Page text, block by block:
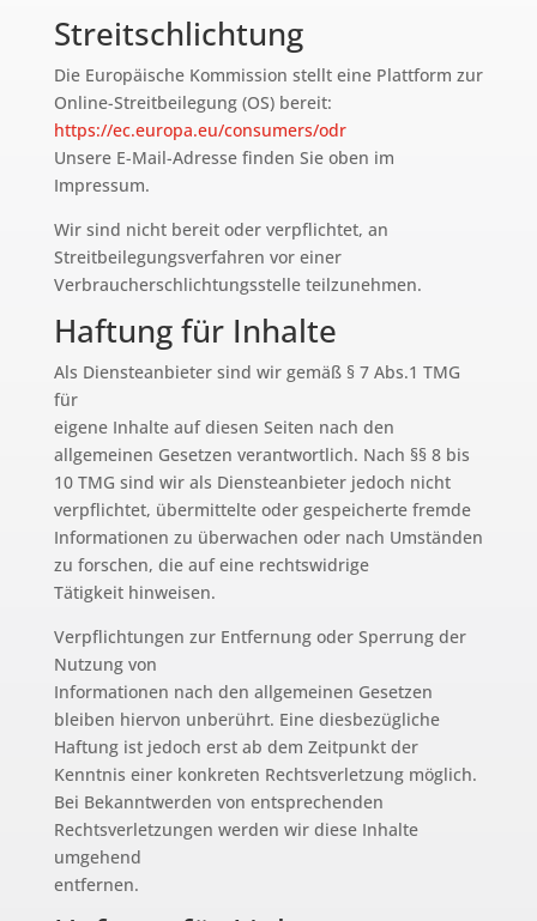
Streitschlichtung
Die Europäische Kommission stellt eine Plattform zur
Online-Streitbeilegung (OS) bereit:
https://ec.europa.eu/consumers/odr
Unsere E-Mail-Adresse finden Sie oben im
Impressum.
Wir sind nicht bereit oder verpflichtet, an
Streitbeilegungsverfahren vor einer
Verbraucherschlichtungsstelle teilzunehmen.
Haftung für Inhalte
Als Diensteanbieter sind wir gemäß § 7 Abs.1 TMG
für
eigene Inhalte auf diesen Seiten nach den
allgemeinen Gesetzen verantwortlich. Nach §§ 8 bis
10 TMG sind wir als Diensteanbieter jedoch nicht
verpflichtet, übermittelte oder gespeicherte fremde
Informationen zu überwachen oder nach Umständen
zu forschen, die auf eine rechtswidrige
Tätigkeit hinweisen.
Verpflichtungen zur Entfernung oder Sperrung der
Nutzung von
Informationen nach den allgemeinen Gesetzen
bleiben hiervon unberührt. Eine diesbezügliche
Haftung ist jedoch erst ab dem Zeitpunkt der
Kenntnis einer konkreten Rechtsverletzung möglich.
Bei Bekanntwerden von entsprechenden
Rechtsverletzungen werden wir diese Inhalte
umgehend
entfernen.